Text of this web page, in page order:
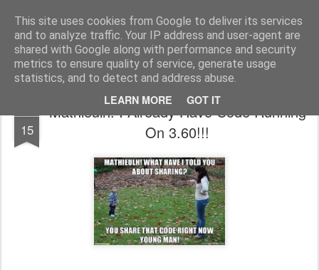
This site uses cookies from Google to deliver its services
and to analyze traffic. Your IP address and user-agent are
shared with Google along with performance and security
metrics to ensure quality of service, generate usage
statistics, and to detect and address abuse.
LEARN MORE GOT IT
www.psjailbreak.gr Καλωσήρθατε στο No1 site για τις κονσόλες Playstation στην Ελλάδα
Pages
15
Mathieulh: I Already Have Code Running
On 3.60!!!